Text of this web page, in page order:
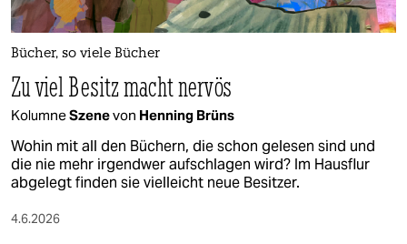
Bücher, so viele Bücher
Zu viel Besitz macht nervös
KolumneSzenevon Henning Brüns
Wohin mit all den Büchern, die schon gelesen sind und
die nie mehr irgendwer aufschlagen wird? Im Hausflur
abgelegt finden sie vielleicht neue Besitzer.
4.6.2026